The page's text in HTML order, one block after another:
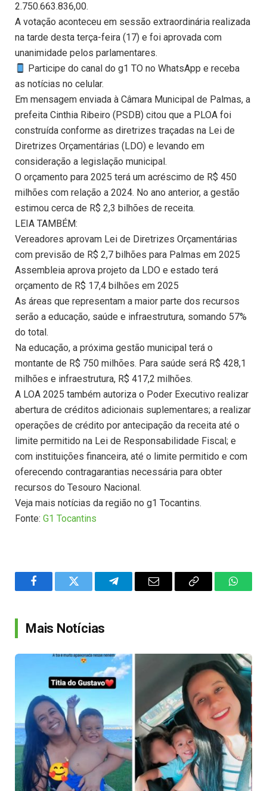
2.750.663.836,00.
A votação aconteceu em sessão extraordinária realizada
na tarde desta terça-feira (17) e foi aprovada com
unanimidade pelos parlamentares.
Participe do canal do g1 TO no WhatsApp e receba
as notícias no celular.
Em mensagem enviada à Câmara Municipal de Palmas, a
prefeita Cinthia Ribeiro (PSDB) citou que a PLOA foi
construída conforme as diretrizes traçadas na Lei de
Diretrizes Orçamentárias (LDO) e levando em
consideração a legislação municipal.
O orçamento para 2025 terá um acréscimo de R$ 450
milhões com relação a 2024. No ano anterior, a gestão
estimou cerca de R$ 2,3 bilhões de receita.
LEIA TAMBÉM:
Vereadores aprovam Lei de Diretrizes Orçamentárias
com previsão de R$ 2,7 bilhões para Palmas em 2025
Assembleia aprova projeto da LDO e estado terá
orçamento de R$ 17,4 bilhões em 2025
As áreas que representam a maior parte dos recursos
serão a educação, saúde e infraestrutura, somando 57%
do total.
Na educação, a próxima gestão municipal terá o
montante de R$ 750 milhões. Para saúde será R$ 428,1
milhões e infraestrutura, R$ 417,2 milhões.
A LOA 2025 também autoriza o Poder Executivo realizar
abertura de créditos adicionais suplementares; a realizar
operações de crédito por antecipação da receita até o
limite permitido na Lei de Responsabilidade Fiscal; e
com instituições financeira, até o limite permitido e com
oferecendo contragarantias necessária para obter
recursos do Tesouro Nacional.
Veja mais notícias da região no g1 Tocantins.
Fonte: G1 Tocantins
FacebookTwitter TelegramEmail
Copy
Mais Notícias